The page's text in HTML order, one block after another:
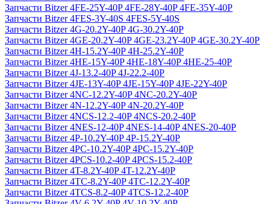
Запчасти Bitzer 4FE-25Y-40P 4FE-28Y-40P 4FE-35Y-40P
Запчасти Bitzer 4FES-3Y-40S 4FES-5Y-40S
Запчасти Bitzer 4G-20.2Y-40P 4G-30.2Y-40P
Запчасти Bitzer 4GE-20.2Y-40P 4GE-23.2Y-40P 4GE-30.2Y-40P
Запчасти Bitzer 4H-15.2Y-40P 4H-25.2Y-40P
Запчасти Bitzer 4HE-15Y-40P 4HE-18Y-40P 4HE-25-40P
Запчасти Bitzer 4J‐13.2-40P 4J‐22.2-40P
Запчасти Bitzer 4JE-13Y-40P 4JE-15Y-40P 4JE-22Y-40P
Запчасти Bitzer 4NC-12.2Y-40P 4NC-20.2Y-40P
Запчасти Bitzer 4N-12.2Y-40P 4N-20.2Y-40P
Запчасти Bitzer 4NCS-12.2-40P 4NCS-20.2-40P
Запчасти Bitzer 4NES-12-40P 4NES-14-40P 4NES-20-40P
Запчасти Bitzer 4P-10.2Y-40P 4P-15.2Y-40P
Запчасти Bitzer 4PC-10.2Y-40P 4PC-15.2Y-40P
Запчасти Bitzer 4PCS-10.2-40P 4PCS-15.2-40P
Запчасти Bitzer 4T-8.2Y-40P 4T-12.2Y-40P
Запчасти Bitzer 4TC-8.2Y-40P 4TC-12.2Y-40P
Запчасти Bitzer 4TCS-8.2-40P 4TCS-12.2-40P